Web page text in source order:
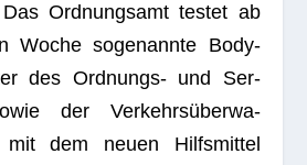
Ord­nungs­amt tes­tet ab
Woche soge­nannte Body­
des Ord­nungs- und Ser­
der Ver­kehrs­über­wa­
dem neuen Hilfs­mit­tel